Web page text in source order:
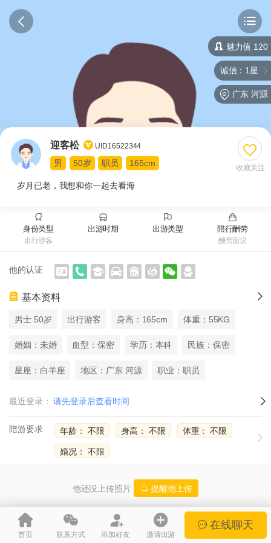
诚信：1星
魅力值 120
广东 河源
迎客松 UID16522344
收藏关注
男 50岁 职员 165cm
岁月已老，我想和你一起去看海
身份类型
出行游客
出游时期 出游类型 陪行酬劳
酬劳面议
他的认证
基本资料
男士 50岁 出行游客 身高：165cm 体重：55KG
婚姻：未婚 血型：保密 学历：本科 民族：保密
星座：白羊座 地区：广东 河源 职业：职员
最近登录： 请先登录后查看时间
陪游要求 年龄： 不限 身高： 不限 体重： 不限
婚况： 不限
他还没上传照片 提醒他上传
城市微游 广东伴游景区
首页 联系方式 添加好友 邀请出游
在线聊天